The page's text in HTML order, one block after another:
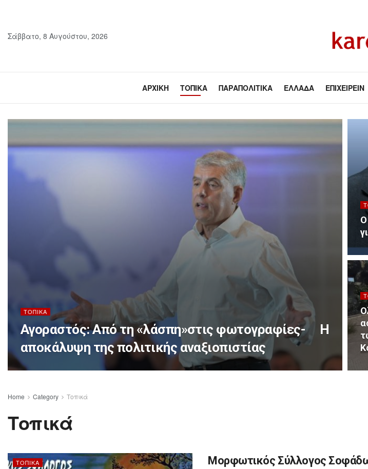
Σάββατο, 8 Αυγούστου, 2026
ΑΡΧΙΚΉ ΤΟΠΙΚΆ ΠΑΡΑΠΟΛΙΤΙΚΆ ΕΛΛΆΔΑ ΕΠΙΧΕΙΡΕΊΝ
ΤΟΠΙΚΆ
Αγοραστός: Από τη «λάσπη»στις φωτογραφίες- Η
αποκάλυψη της πολιτικής αναξιοπιστίας
Ο
Home Category Τοπικά
Τοπικά
ΤΟΠΙΚΆ
Μορφωτικός Σύλλογος